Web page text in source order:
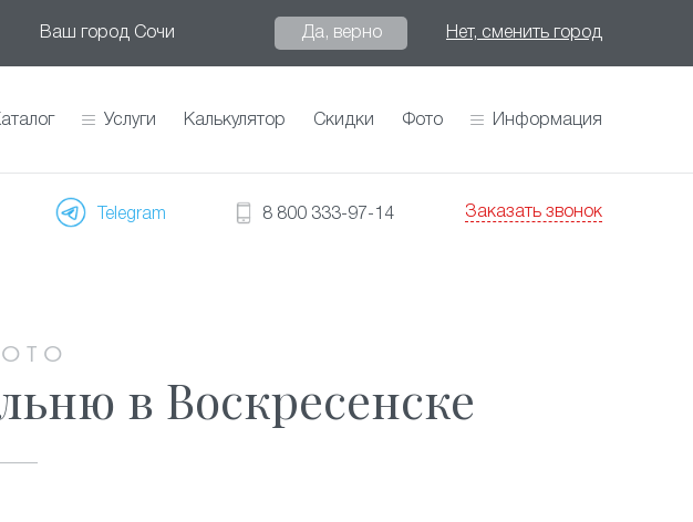
Ваш город Сочи Да, верно Нет, сменить город
Услуги Калькулятор Скидки Фото Информация
Telegram 8 800 333-97-14 Заказать звонок
в Воскресенске